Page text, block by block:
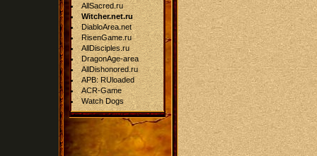
AllSacred.ru
Witcher.net.ru
DiabloArea.net
RisenGame.ru
AllDisciples.ru
DragonAge-area
AllDishonored.ru
APB: RUloaded
ACR-Game
Watch Dogs